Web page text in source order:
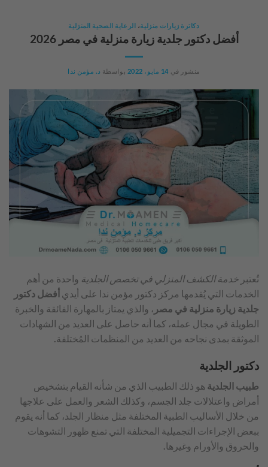
دكاترة زيارات منزلية، الرعاية الصحية المنزلية
أفضل دكتور جلدية زيارة منزلية في مصر 2026
منشور في 14 مايو، 2022 بواسطة د. مؤمن ندا
تُعتبر خدمة الكشف المنزلي في تخصص الجلدية واحدة من أهم
الخدمات التي يُقدمها مركز دكتور مؤمن ندا على أيدي أفضل دكتور
جلدية زيارة منزلية في مصر ، والذي يمتاز بالمهارة الفائقة والخبرة
الطويلة في مجال عمله، كما أنه حاصل على العديد من الشهادات
الموثقة بمدى نجاحه من العديد من المنظمات المُختلفة.
دكتور الجلدية
طبيب الجلدية هو ذلك الطبيب الذي من شأنه القيام بتشخيص
أمراض واعتلالات جلد الجسم، وكذلك الشعر والعمل على علاجها
من خلال الأساليب الطبية المختلفة مثل منظار الجلد، كما أنه يقوم
ببعض الإجراءات التجميلية المختلفة التي تمنع ظهور التشوهات
والحروق والأورام وغيرها.